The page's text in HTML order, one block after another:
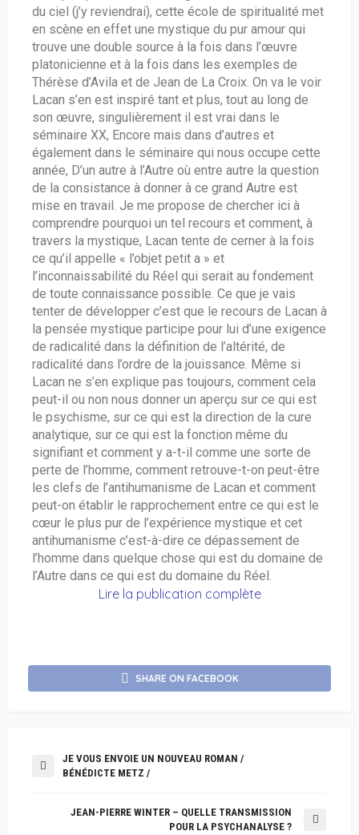
du ciel (j’y reviendrai), cette école de spiritualité met
en scène en effet une mystique du pur amour qui
trouve une double source à la fois dans l’œuvre
platonicienne et à la fois dans les exemples de
Thérèse d’Avila et de Jean de La Croix. On va le voir
Lacan s’en est inspiré tant et plus, tout au long de
son œuvre, singulièrement il est vrai dans le
séminaire XX, Encore mais dans d’autres et
également dans le séminaire qui nous occupe cette
année, D’un autre à l’Autre où entre autre la question
de la consistance à donner à ce grand Autre est
mise en travail. Je me propose de chercher ici à
comprendre pourquoi un tel recours et comment, à
travers la mystique, Lacan tente de cerner à la fois
ce qu’il appelle « l’objet petit a » et
l’inconnaissabilité du Réel qui serait au fondement
de toute connaissance possible. Ce que je vais
tenter de développer c’est que le recours de Lacan à
la pensée mystique participe pour lui d’une exigence
de radicalité dans la définition de l’altérité, de
radicalité dans l’ordre de la jouissance. Même si
Lacan ne s’en explique pas toujours, comment cela
peut-il ou non nous donner un aperçu sur ce qui est
le psychisme, sur ce qui est la direction de la cure
analytique, sur ce qui est la fonction même du
signifiant et comment y a-t-il comme une sorte de
perte de l’homme, comment retrouve-t-on peut-être
les clefs de l’antihumanisme de Lacan et comment
peut-on établir le rapprochement entre ce qui est le
cœur le plus pur de l’expérience mystique et cet
antihumanisme c’est-à-dire ce dépassement de
l’homme dans quelque chose qui est du domaine de
l’Autre dans ce qui est du domaine du Réel.
Lire la publication complète
SHARE ON FACEBOOK
JE VOUS ENVOIE UN NOUVEAU ROMAN /
BÉNÉDICTE METZ /
JEAN-PIERRE WINTER – QUELLE TRANSMISSION
POUR LA PSYCHANALYSE ?